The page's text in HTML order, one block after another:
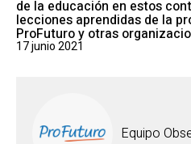
de la educación en estos
lecciones aprendidas de la
ProFuturo y otras
17 junio 2021
Equipo